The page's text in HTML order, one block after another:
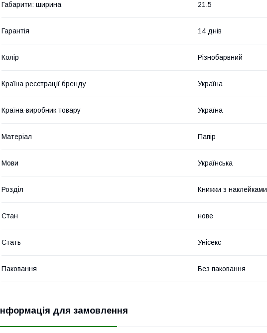
Габарити: ширина 21.5
Гарантія 14 днів
Колір Різнобарвний
Країна реєстрації бренду Україна
Країна-виробник товару Україна
Матеріал Папір
Мови Українська
Розділ Книжки з наклейками
Стан нове
Стать Унісекс
Паковання Без паковання
Інформація для замовлення